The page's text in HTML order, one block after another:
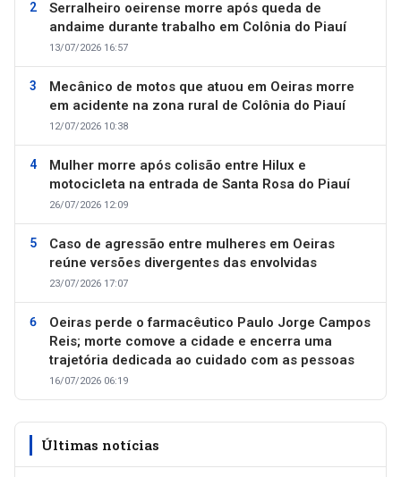
Serralheiro oeirense morre após queda de
andaime durante trabalho em Colônia do Piauí
13/07/2026 16:57
Mecânico de motos que atuou em Oeiras morre
em acidente na zona rural de Colônia do Piauí
12/07/2026 10:38
Mulher morre após colisão entre Hilux e
motocicleta na entrada de Santa Rosa do Piauí
26/07/2026 12:09
Caso de agressão entre mulheres em Oeiras
reúne versões divergentes das envolvidas
23/07/2026 17:07
Oeiras perde o farmacêutico Paulo Jorge Campos
Reis; morte comove a cidade e encerra uma
trajetória dedicada ao cuidado com as pessoas
16/07/2026 06:19
Últimas notícias